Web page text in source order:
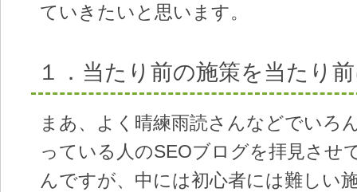
ていきたいと思います。
１．当たり前の施策を当たり
まあ、よく晴練雨読さんなどでいろ
っている人のSEOブログを拝見させ
んですが、中には初心者には難しい